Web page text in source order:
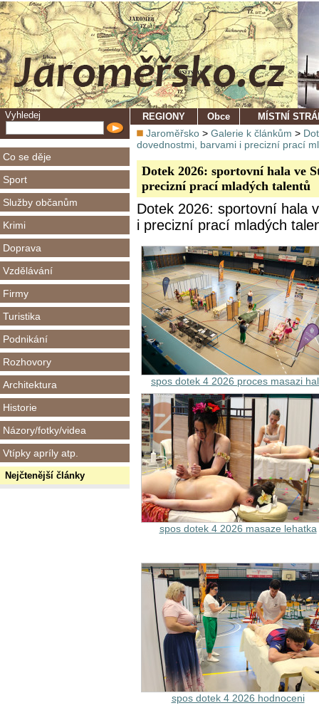
Vyhledej
Co se děje
Sport
Služby občanům
Krimi
Doprava
Vzdělávání
Firmy
Turistika
Podnikání
Rozhovory
Architektura
Historie
Názory/fotky/videa
Vtípky apríly atp.
Nejčtenější články
REGIONY Obce MÍSTNÍ
Jaroměřsko > Galerie k článkům >
dovednostmi, barvami i precizní prací
Dotek 2026: sportovní hala ve
precizní prací mladých talentů
Dotek 2026: sportovní hala
i precizní prací mladých
spos dotek 4 2026 proces masazi
spos dotek 4 2026 masaze lehatka
spos dotek 4 2026 hodnoceni